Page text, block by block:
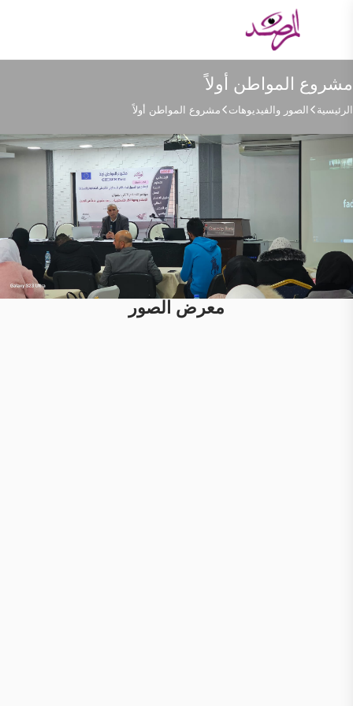
مشروع المواطن أولاً
الرئيسية الصور والفيديوهات مشروع المواطن أولاً
معرض الصور